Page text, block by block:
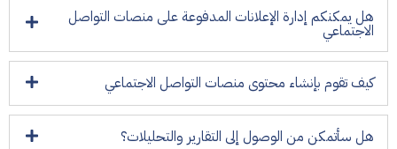
هل يمكنكم إدارة الإعلانات المدفوعة على منصات التواصل
الاجتماعي
كيف تقوم بإنشاء محتوى منصات التواصل الاجتماعي
هل سأتمكن من الوصول إلى التقارير والتحليلات؟